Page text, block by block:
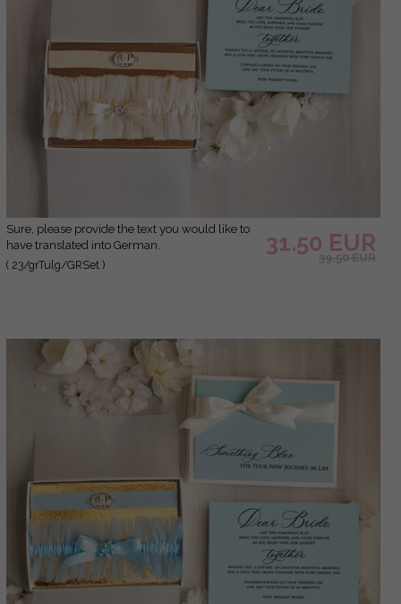
Sure, please provide the text you would like to
have translated into German.
( 23/grTulg/GRSet )
31.50 EUR
39.50 EUR